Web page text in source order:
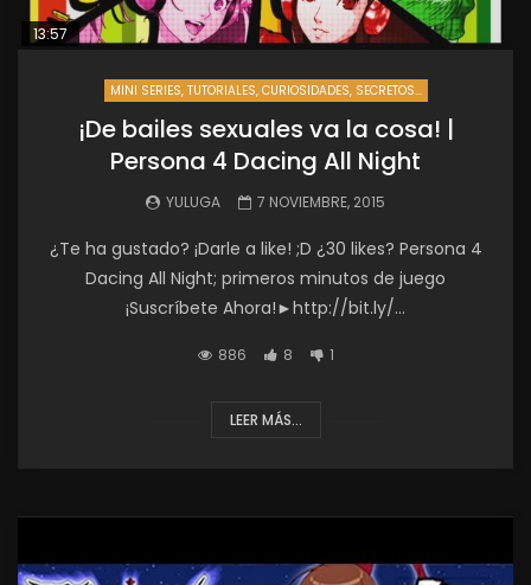
13:57
MINI SERIES, TUTORIALES, CURIOSIDADES, SECRETOS...
¡De bailes sexuales va la cosa! |
Persona 4 Dacing All Night
YULUGA 7 NOVIEMBRE, 2015
¿Te ha gustado? ¡Darle a like! ;D ¿30 likes? Persona 4
Dacing All Night; primeros minutos de juego
¡Suscríbete Ahora!►http://bit.ly/...
886 8 1
LEER MÁS...